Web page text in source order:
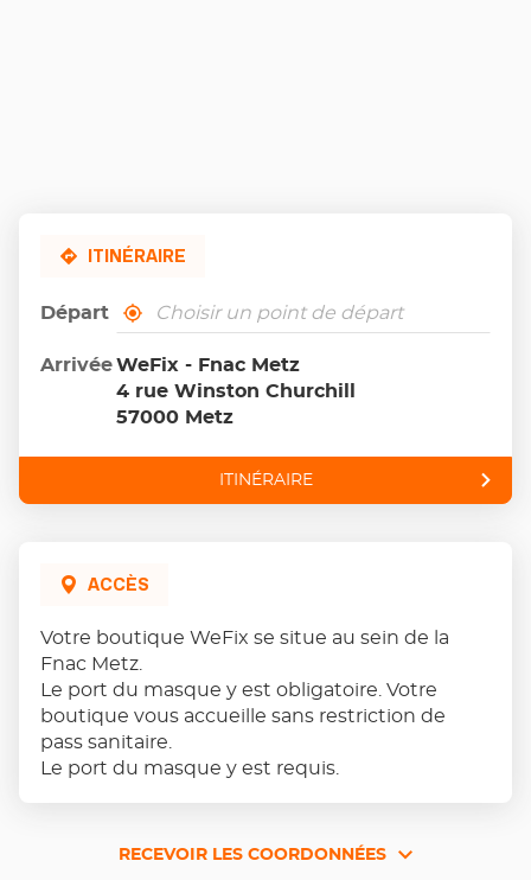
ITINÉRAIRE
Départ
,
trouver
un
point
de
vente
À
proximité
ArrivéeWeFix - Fnac Metz
4 rue Winston Churchill
57000 Metz
ITINÉRAIRE
JUSQU'AU
POINT
ACCÈS
Votre boutique WeFix se situe au sein de la
Fnac Metz.
Le port du masque y est obligatoire. Votre
boutique vous accueille sans restriction de
pass sanitaire.
Le port du masque y est requis.
RECEVOIR LES COORDONNÉES
RECEVOIR